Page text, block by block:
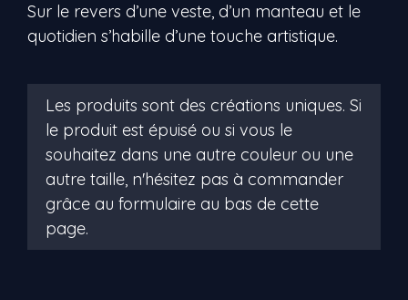
Sur le revers d’une veste, d’un manteau et le
quotidien s’habille d’une touche artistique.